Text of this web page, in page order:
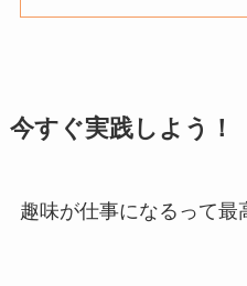
今すぐ実践しよう！
趣味が仕事になるって最